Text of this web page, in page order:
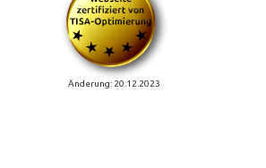
Änderung: 20.12.2023